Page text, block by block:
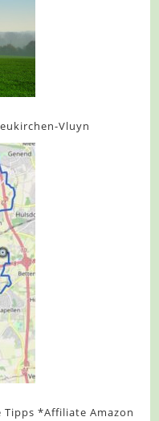
Vluyn
Tipps *Affiliate Amazon